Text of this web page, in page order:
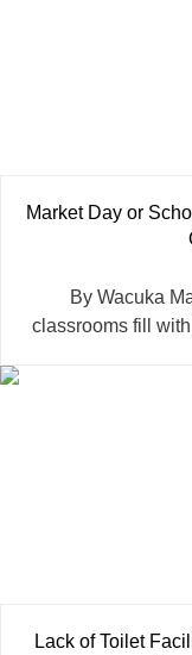
Market Day or
By Wacuka
classrooms fill
Lack of Toilet